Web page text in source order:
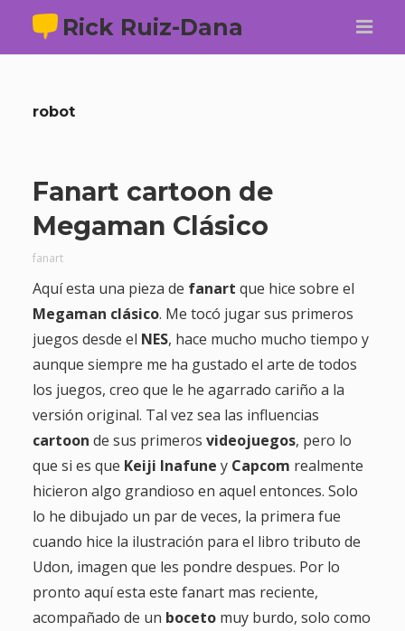
Rick Ruiz-Dana
robot
Fanart cartoon de
Megaman Clásico
fanart
Aquí esta una pieza de fanart que hice sobre el
Megaman clásico. Me tocó jugar sus primeros
juegos desde el NES, hace mucho mucho tiempo y
aunque siempre me ha gustado el arte de todos
los juegos, creo que le he agarrado cariño a la
versión original. Tal vez sea las influencias
cartoon de sus primeros videojuegos, pero lo
que si es que Keiji Inafune y Capcom realmente
hicieron algo grandioso en aquel entonces. Solo
lo he dibujado un par de veces, la primera fue
cuando hice la ilustración para el libro tributo de
Udon, imagen que les pondre despues. Por lo
pronto aquí esta este fanart mas reciente,
acompañado de un bocetomuy burdo, solo como